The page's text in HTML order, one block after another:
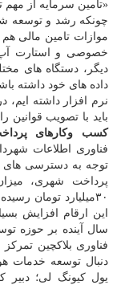
«تامین سرمایه از
چونكه رشد و توسعه
موازات تامین مالی
خصوصی و استارت آپ
دیگر، دستگاه های
داده های خود داشته
نرم افزار داشته
باید با تصویب قوانین
كسب وكارهای
فناوری اطلاعات
توجه به دسترسی
پرداخت شهری،
۳۰میلیارد تومان
این ارقام افزایش
سال آینده بر حوزه
دنبال توسعه خدمات